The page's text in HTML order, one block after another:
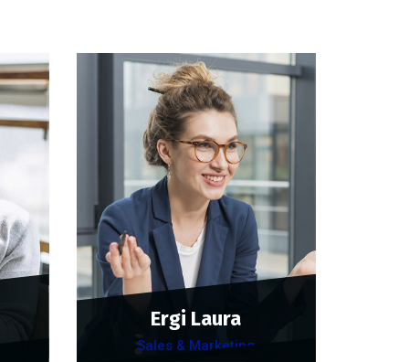
Ergi Laura
Sales & Marketing